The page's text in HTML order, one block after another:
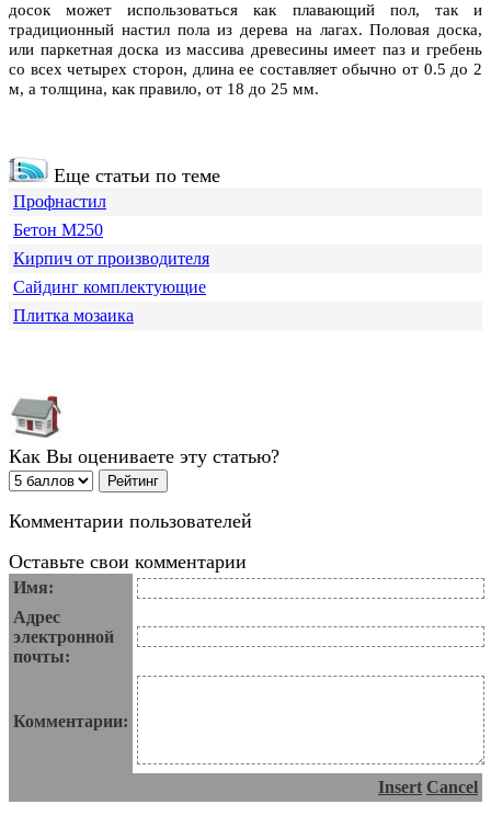
досок может использоваться как плавающий пол, так и
традиционный настил пола из дерева на лагах. Половая доска,
или паркетная доска из массива древесины имеет паз и гребень
со всех четырех сторон, длина ее составляет обычно от 0.5 до 2
м, а толщина, как правило, от 18 до 25 мм.
Еще статьи по теме
Профнастил
Бетон М250
Кирпич от производителя
Сайдинг комплектующие
Плитка мозаика
Как Вы оцениваете эту статью?
Комментарии пользователей
Оставьте свои комментарии
Имя:
Адрес
электронной
почты:
Комментарии:
Insert Cancel